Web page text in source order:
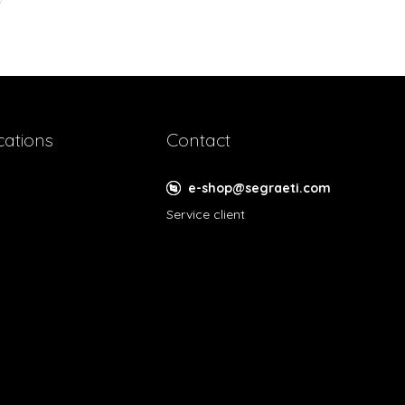
Contact
e-shop@segraeti.com
Service client